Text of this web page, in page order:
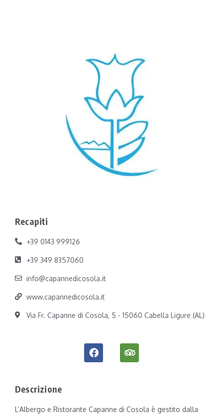
Recapiti
+39 0143 999126
+39 349 8357060
info@capannedicosola.it
www.capannedicosola.it
Via Fr. Capanne di Cosola, 5 - 15060 Cabella Ligure (AL)
Descrizione
L’Albergo e Ristorante Capanne di Cosola è gestito dalla